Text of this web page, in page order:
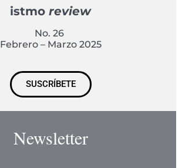
istmo review
No. 26
Febrero – Marzo 2025
SUSCRÍBETE
Newsletter